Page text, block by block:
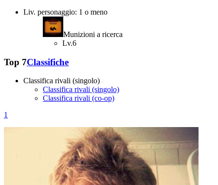
Liv. personaggio: 1 o meno
Munizioni a ricerca
Lv.6
Top 7Classifiche
Classifica rivali (singolo)
Classifica rivali (singolo)
Classifica rivali (co-op)
1